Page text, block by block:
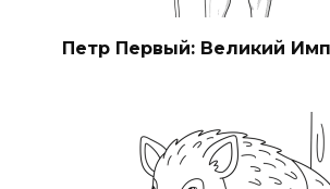
Петр Первый: Великий